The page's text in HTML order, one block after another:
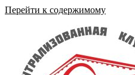
Перейти к содержимому